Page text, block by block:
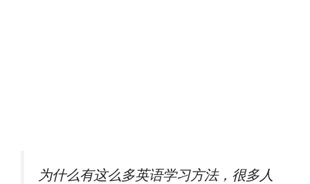
为什么有这么多英语学习方法，很多人